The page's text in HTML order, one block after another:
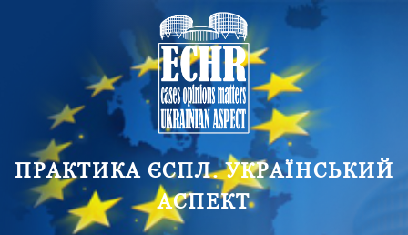
ПРАКТИКА ЄСПЛ. УКРАЇНСЬКИЙ
АСПЕКТ